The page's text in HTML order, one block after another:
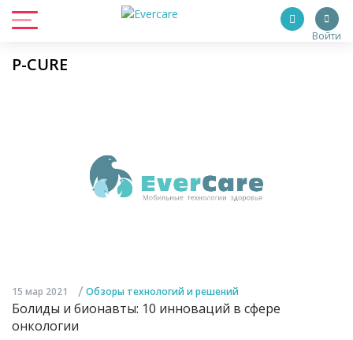
Войти
P-CURE
15 мар 2021 / Обзоры технологий и решений
Болиды и бионавты: 10 инноваций в сфере
онкологии